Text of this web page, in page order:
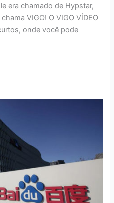
era chamado de Hypstar,
VIGO! O VIGO VÍDEO
onde você pode